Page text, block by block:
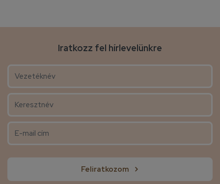
Iratkozz fel hírlevelünkre
Feliratkozom